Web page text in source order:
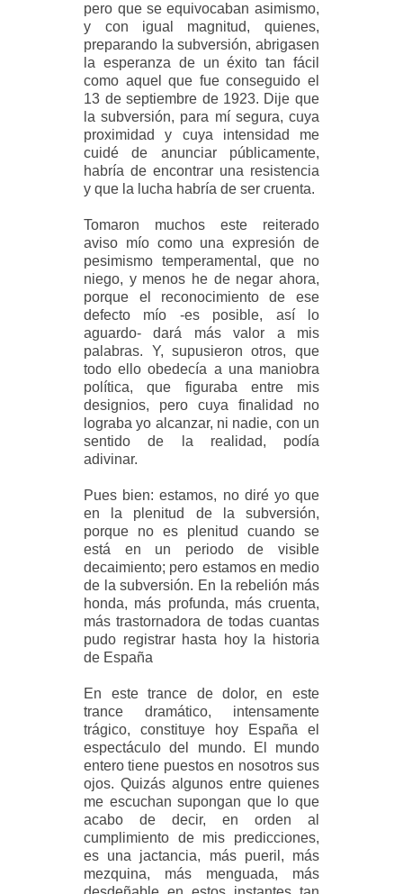
pero que se equivocaban asimismo,
y con igual magnitud, quienes,
preparando la subversión, abrigasen
la esperanza de un éxito tan fácil
como aquel que fue conseguido el
13 de septiembre de 1923. Dije que
la subversión, para mí segura, cuya
proximidad y cuya intensidad me
cuidé de anunciar públicamente,
habría de encontrar una resistencia
y que la lucha habría de ser cruenta.
Tomaron muchos este reiterado
aviso mío como una expresión de
pesimismo temperamental, que no
niego, y menos he de negar ahora,
porque el reconocimiento de ese
defecto mío -es posible, así lo
aguardo- dará más valor a mis
palabras. Y, supusieron otros, que
todo ello obedecía a una maniobra
política, que figuraba entre mis
designios, pero cuya finalidad no
lograba yo alcanzar, ni nadie, con un
sentido de la realidad, podía
adivinar.
Pues bien: estamos, no diré yo que
en la plenitud de la subversión,
porque no es plenitud cuando se
está en un periodo de visible
decaimiento; pero estamos en medio
de la subversión. En la rebelión más
honda, más profunda, más cruenta,
más trastornadora de todas cuantas
pudo registrar hasta hoy la historia
de España
En este trance de dolor, en este
trance dramático, intensamente
trágico, constituye hoy España el
espectáculo del mundo. El mundo
entero tiene puestos en nosotros sus
ojos. Quizás algunos entre quienes
me escuchan supongan que lo que
acabo de decir, en orden al
cumplimiento de mis predicciones,
es una jactancia, más pueril, más
mezquina, más menguada, más